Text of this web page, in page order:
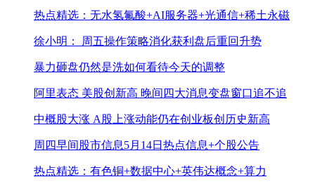
热点精选：无水氢氟酸+AI服务器+光通信+稀土永磁
徐小明： 周五操作策略消化获利盘后重回升势
暴力砸盘仍然是洗如何看待今天的调整
阿里表态 美股创新高 晚间四大消息变盘窗口追不追
中概股大涨 A股上涨动能仍在创业板创历史新高
周四早间股市信息5月14日热点信息+个股公告
热点精选：有色铜+数据中心+英伟达概念+算力